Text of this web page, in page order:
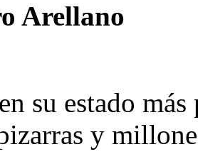
Arellano
su estado
y